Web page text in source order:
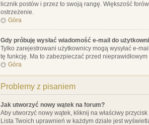
licznik postów i przez to swoją rangę. Większość
ostrzeżenie.
Góra
Gdy próbuję wysłać wiadomość e-mail do
Tylko zarejestrowani użytkownicy mogą wysyłać e-
tę funkcję. Ma to zabezpieczać przed
Góra
Problemy z pisaniem
Jak utworzyć nowy wątek na forum?
Aby utworzyć nowy wątek, kliknij na właściwy
Lista Twoich uprawnień w każdym dziale jest